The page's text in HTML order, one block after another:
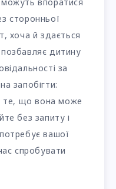
сторонньої
хоча й здається
дитину
за
запобігти:
те, що вона може
без запиту і
вашої
спробувати